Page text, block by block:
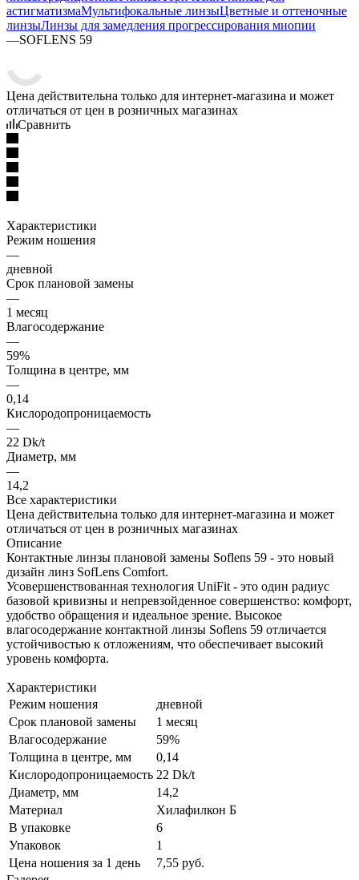
астигматизмаМультифокальные линзыЦветные и оттеночные
линзыЛинзы для замедления прогрессирования миопии
—SOFLENS 59
Цена действительна только для интернет-магазина и может
отличаться от цен в розничных магазинах
Сравнить
Характеристики
Режим ношения
—
дневной
Срок плановой замены
—
1 месяц
Влагосодержание
—
59%
Толщина в центре, мм
—
0,14
Кислородопроницаемость
—
22 Dk/t
Диаметр, мм
—
14,2
Все характеристики
Цена действительна только для интернет-магазина и может
отличаться от цен в розничных магазинах
Описание
Контактные линзы плановой замены Soflens 59 - это новый
дизайн линз SofLens Comfort.
Усовершенствованная технология UniFit - это один радиус
базовой кривизны и непревзойденное совершенство: комфорт,
удобство обращения и идеальное зрение. Высокое
влагосодержание контактной линзы Soflens 59 отличается
устойчивостью к отложениям, что обеспечивает высокий
уровень комфорта.
Характеристики
Режим ношения
дневной
Срок плановой замены
1 месяц
Влагосодержание
59%
Толщина в центре, мм
0,14
Кислородопроницаемость 22 Dk/t
Диаметр, мм
14,2
Материал
Хилафилкон Б
В упаковке
6
Упаковок
1
Цена ношения за 1 день
7,55 руб.